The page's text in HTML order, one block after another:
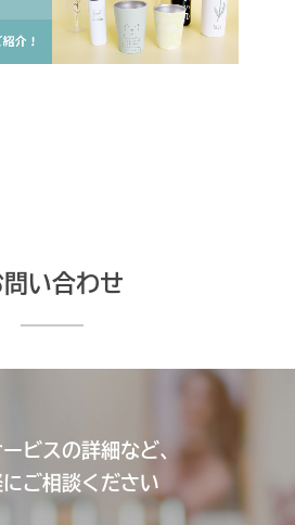
問い合わせ
ビスの詳細など、
ご相談ください